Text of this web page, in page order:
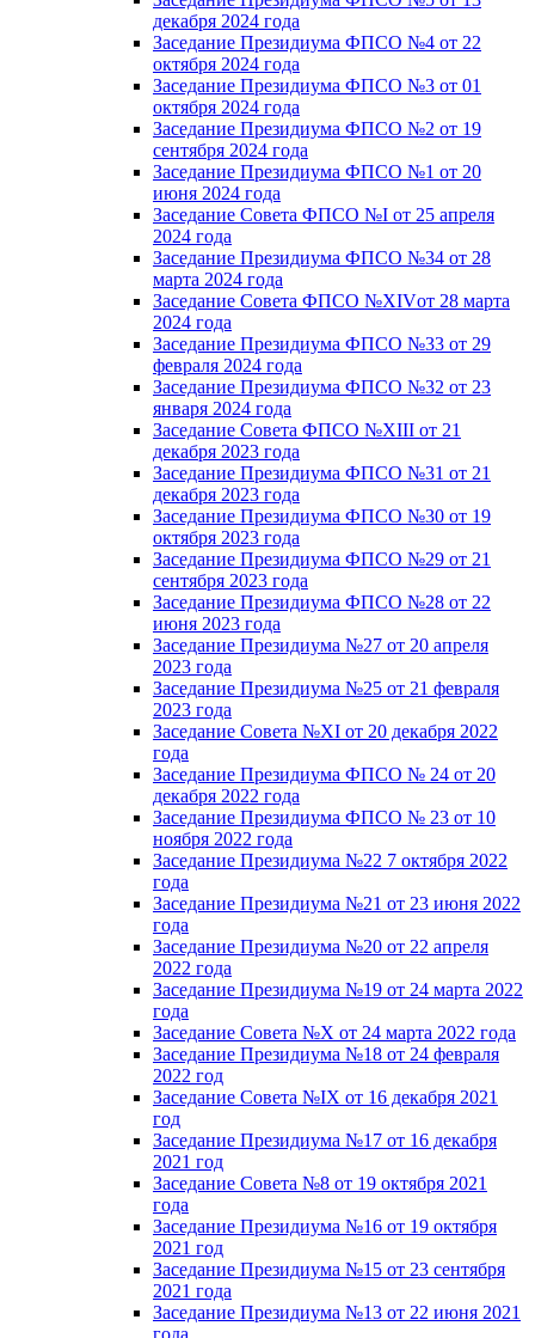
декабря 2024 года
Заседание Президиума ФПСО №4 от 22
октября 2024 года
Заседание Президиума ФПСО №3 от 01
октября 2024 года
Заседание Президиума ФПСО №2 от 19
сентября 2024 года
Заседание Президиума ФПСО №1 от 20
июня 2024 года
Заседание Совета ФПСО №I от 25 апреля
2024 года
Заседание Президиума ФПСО №34 от 28
марта 2024 года
Заседание Совета ФПСО №XIVот 28 марта
2024 года
Заседание Президиума ФПСО №33 от 29
февраля 2024 года
Заседание Президиума ФПСО №32 от 23
января 2024 года
Заседание Совета ФПСО №XIII от 21
декабря 2023 года
Заседание Президиума ФПСО №31 от 21
декабря 2023 года
Заседание Президиума ФПСО №30 от 19
октября 2023 года
Заседание Президиума ФПСО №29 от 21
сентября 2023 года
Заседание Президиума ФПСО №28 от 22
июня 2023 года
Заседание Президиума №27 от 20 апреля
2023 года
Заседание Президиума №25 от 21 февраля
2023 года
Заседание Совета №XI от 20 декабря 2022
года
Заседание Президиума ФПСО № 24 от 20
декабря 2022 года
Заседание Президиума ФПСО № 23 от 10
ноября 2022 года
Заседание Президиума №22 7 октября 2022
года
Заседание Президиума №21 от 23 июня 2022
года
Заседание Президиума №20 от 22 апреля
2022 года
Заседание Президиума №19 от 24 марта 2022
года
Заседание Совета №X от 24 марта 2022 года
Заседание Президиума №18 от 24 февраля
2022 год
Заседание Совета №IX от 16 декабря 2021
год
Заседание Президиума №17 от 16 декабря
2021 год
Заседание Совета №8 от 19 октября 2021
года
Заседание Президиума №16 от 19 октября
2021 год
Заседание Президиума №15 от 23 сентября
2021 года
Заседание Президиума №13 от 22 июня 2021
года